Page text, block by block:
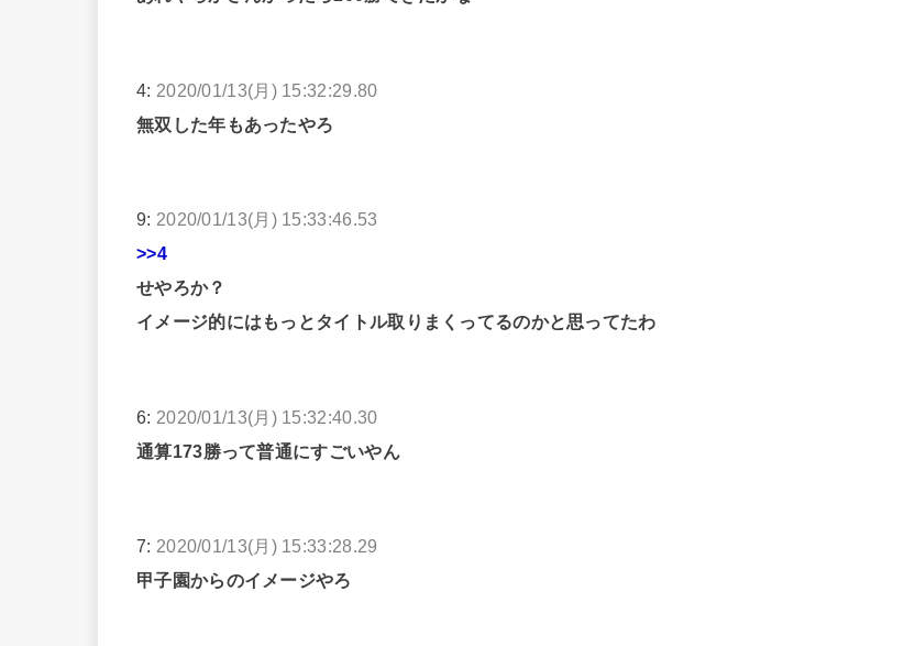
4: 2020/01/13(月) 15:32:29.80
無双した年もあったやろ
9: 2020/01/13(月) 15:33:46.53
>>4
せやろか？
イメージ的にはもっとタイトル取りまくってるのかと思ってたわ
6: 2020/01/13(月) 15:32:40.30
通算173勝って普通にすごいやん
7: 2020/01/13(月) 15:33:28.29
甲子園からのイメージやろ